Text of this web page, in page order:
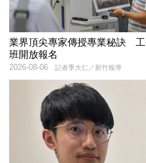
業界頂尖專家傳授專業秘訣
班開放報名
記者季大仁／新竹報導
2026-08-06